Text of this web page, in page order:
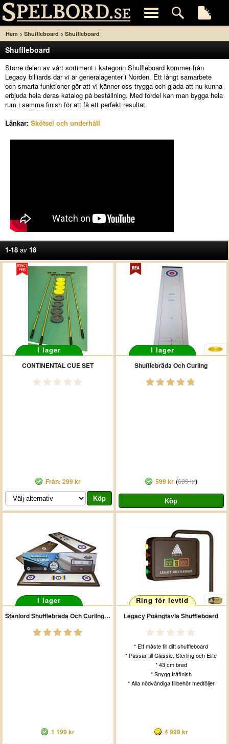
Hem > Shuffleboard > Shuffleboard
Shuffleboard
Större delen av vårt sortiment i kategorin Shuffleboard kommer från
Legacy billiards där vi är generalagenter i Norden. Ett långt samarbete
och smarta funktioner gör att vi känner oss trygga och glada att nu kunna
erbjuda hela deras katalog på beställning. Med fördel kan man bygga hela
rum i samma finish för att få ett perfekt resultat.
Länkar: Skötsel och underhåll
1-18 av 18
I lager
CONTINENTAL CUE SET
Från: 299 kr
I lager
Shufflebräda Och Curling
599 kr(699 kr)
I lager
Stanlord Shufflebräda Och Curling Pro
1 199 kr
Ring för levtid
Legacy Poängtavla Shuffleboard
* Ett måste till ditt shuffleboard
* Passar till Classic, Sterling och Elite
* 43 cm bred
* Snygg träfinish
* Alla nödvändiga tillbehör medföljer
4 999 kr